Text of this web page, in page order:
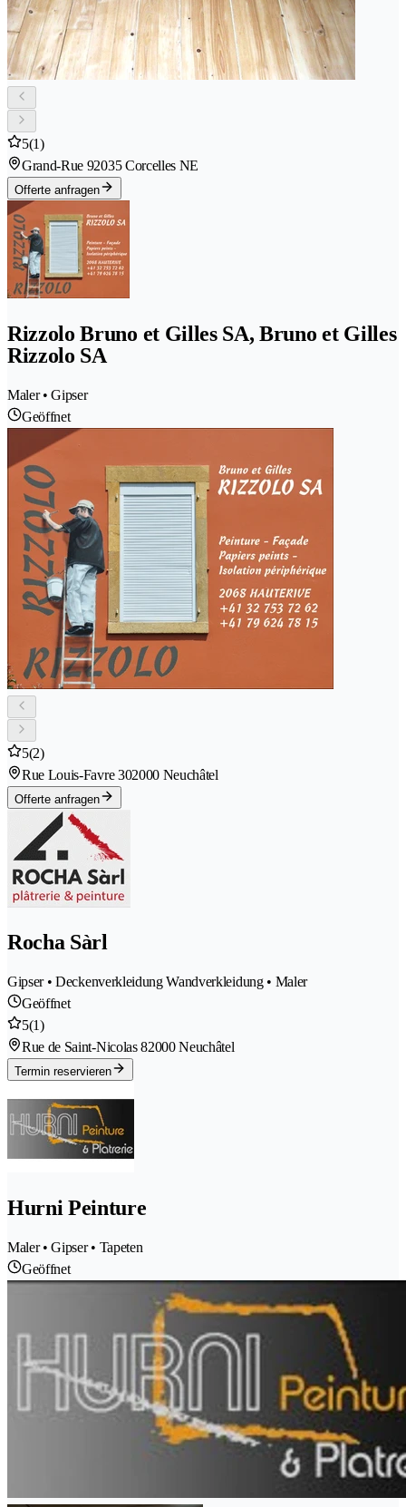
5(1)
Grand-Rue 92035 Corcelles NE
Offerte anfragen
Rizzolo Bruno et Gilles SA, Bruno et Gilles
Rizzolo SA
Maler • Gipser
Geöffnet
5(2)
Rue Louis-Favre 302000 Neuchâtel
Offerte anfragen
Rocha Sàrl
Gipser • Deckenverkleidung Wandverkleidung • Maler
Geöffnet
5(1)
Rue de Saint-Nicolas 82000 Neuchâtel
Termin reservieren
Hurni Peinture
Maler • Gipser • Tapeten
Geöffnet